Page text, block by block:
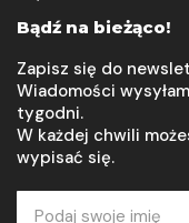
Bądź na bieżąco!
Zapisz się do
Wiadomości
tygodni.
W każdej chwili
wypisać się.